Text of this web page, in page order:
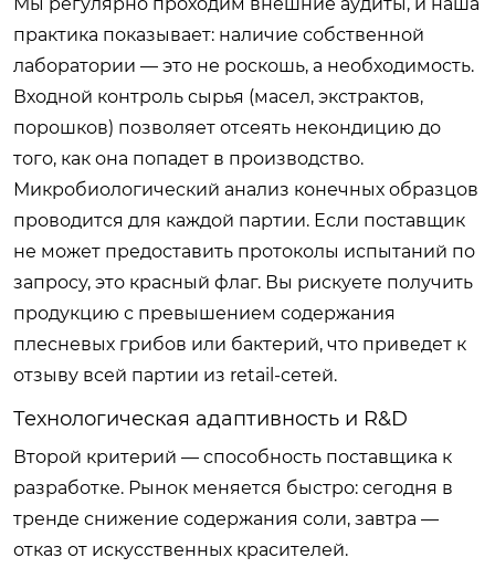
практика показывает: наличие собственной
лаборатории — это не роскошь, а необходимость.
Входной контроль сырья (масел, экстрактов,
порошков) позволяет отсеять некондицию до
того, как она попадет в производство.
Микробиологический анализ конечных образцов
проводится для каждой партии. Если поставщик
не может предоставить протоколы испытаний по
запросу, это красный флаг. Вы рискуете получить
продукцию с превышением содержания
плесневых грибов или бактерий, что приведет к
отзыву всей партии из retail-сетей.
Технологическая адаптивность и R&D
Второй критерий — способность поставщика к
разработке. Рынок меняется быстро: сегодня в
тренде снижение содержания соли, завтра —
отказ от искусственных красителей.